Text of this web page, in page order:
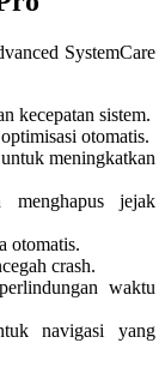
SystemCare
kecepatan sistem.
otomatis.
meningkatkan
menghapus jejak
otomatis.
crash.
waktu
navigasi yang